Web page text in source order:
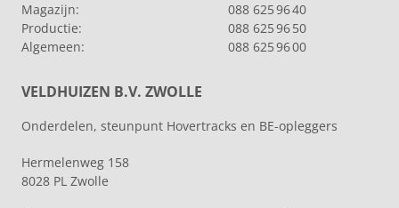
Magazijn:
088 625 96 40
Productie:
088 625 96 50
Algemeen:
088 625 96 00
VELDHUIZEN B.V. ZWOLLE
Onderdelen, steunpunt Hovertracks en BE-opleggers
Hermelenweg 158
8028 PL Zwolle